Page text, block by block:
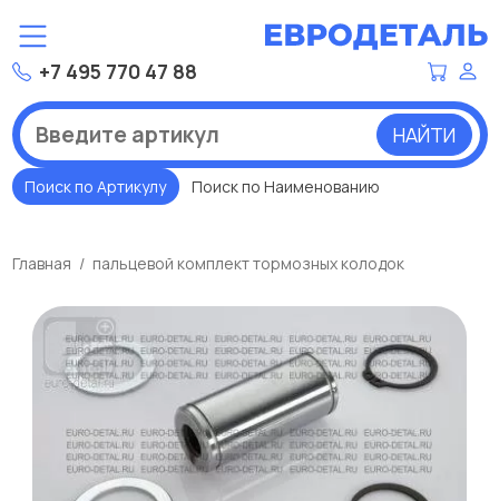
+7 495 770 47 88
НАЙТИ
Поиск по Артикулу Поиск по Наименованию
Главная пальцевой комплект тормозных колодок